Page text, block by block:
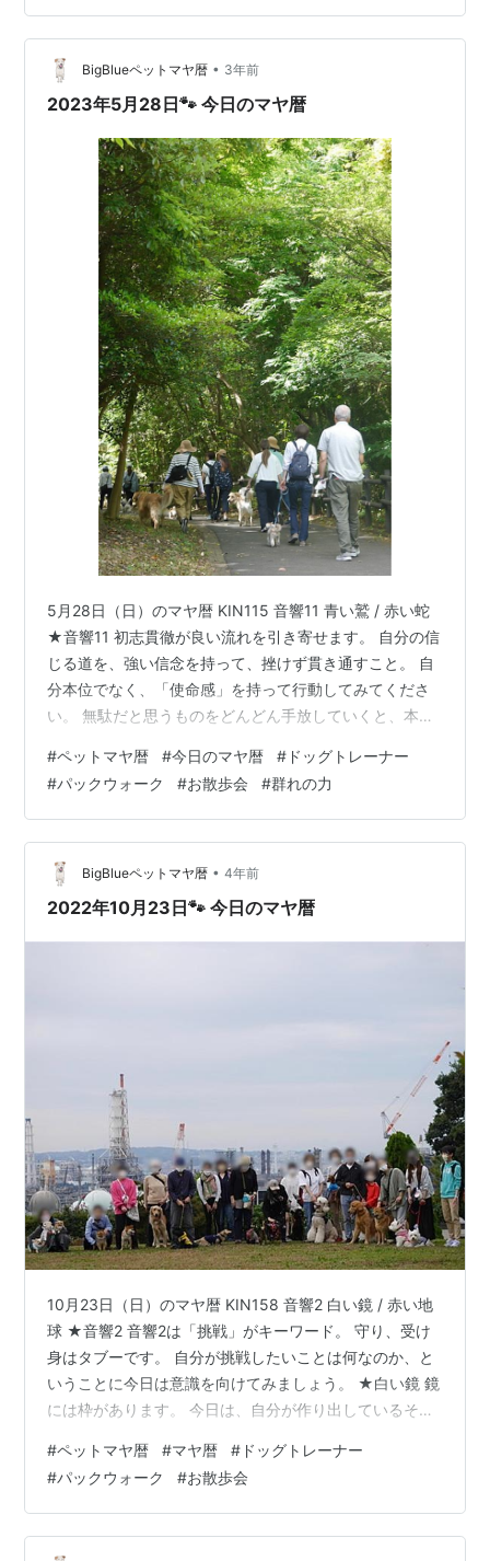
黄色い人（13日間） 【黄色い人】は、一つの事を極める
職人です。 あれもこれもではなく一つのこと…
BigBlueペットマヤ暦 • 3年前
2023年5月28日🐾 今日のマヤ暦
5月28日（日）のマヤ暦 KIN115 音響11 青い鷲 / 赤い蛇
★音響11 初志貫徹が良い流れを引き寄せます。 自分の信
じる道を、強い信念を持って、挫けず貫き通すこと。 自
分本位でなく、「使命感」を持って行動してみてくださ
い。 無駄だと思うものをどんどん手放していくと、本当
を見つけると急降下して捕獲します。 そんな鷲のエネル
ギーが流れる今日は、獲物=目標、を明確にしてみてくだ
さい。 目標を書き出して、目に付くところに貼るのもお
すすめです。 自分の過去をどう未来に生かすのか、を考
えてみましょう。 ★赤い蛇（13日間） 【赤い蛇】は、本
能…
#ペットマヤ暦 #今日のマヤ暦 # ドッグトレーナー
#パックウォーク #お散歩会 #群れの力
BigBlueペットマヤ暦 • 4年前
2022年10月23日🐾 今日のマヤ暦
10月23日（日）のマヤ暦 KIN158 音響2 白い鏡 / 赤い地
球 ★音響2 音響2は「挑戦」がキーワード。 守り、受け
身はタブーです。 自分が挑戦したいことは何なのか、と
いうことに今日は意識を向けてみましょう。 ★白い鏡 鏡
には枠があります。 今日は、自分が作り出しているその
あるべきだ、というその枠を取り去ることができれば、
可能性が一気に広がります！ また、【白い鏡】は「覚
悟」の氣神。 覚悟を決めて物事に臨むと、良い流れに乗
ることができます。 ★赤い地球（13日間） たくさんの方
#ペットマヤ暦 #マヤ暦 # ドッグトレーナー
#パックウォーク #お散歩会